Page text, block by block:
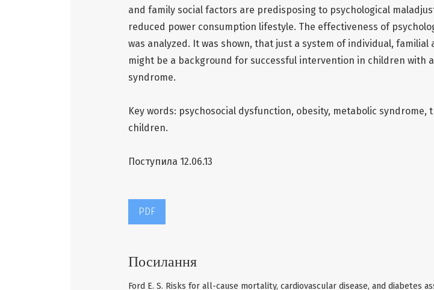
and family social factors are predisposing to psychological
reduced power consumption lifestyle. The effectiveness of
was analyzed. It was shown, that just a system of individual, familial
might be a background for successful intervention in children with
syndrome.
Key words: psychosocial dysfunction, obesity, metabolic syndrome,
children.
Поступила 12.06.13
PDF
Посилання
Ford E. S. Risks for all-cause mortality, cardiovascular disease, and diabetes